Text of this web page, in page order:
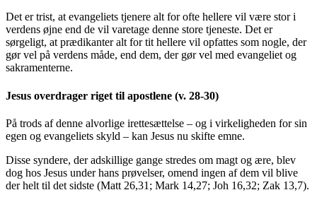
Det er trist, at evangeliets tjenere alt for ofte hellere vil være stor i
verdens øjne end de vil varetage denne store tjeneste. Det er
sørgeligt, at prædikanter alt for tit hellere vil opfattes som nogle, der
gør vel på verdens måde, end dem, der gør vel med evangeliet og
sakramenterne.
Jesus overdrager riget til apostlene (v. 28-30)
På trods af denne alvorlige irettesættelse – og i virkeligheden for sin
egen og evangeliets skyld – kan Jesus nu skifte emne.
Disse syndere, der adskillige gange stredes om magt og ære, blev
dog hos Jesus under hans prøvelser, omend ingen af dem vil blive
der helt til det sidste (Matt 26,31; Mark 14,27; Joh 16,32; Zak 13,7).